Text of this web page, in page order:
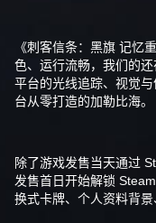
《刺客信条：黑旗 记忆重
色、运行流畅，我们的
平台的光线追踪、视觉
台从零打造的加勒比海。
除了游戏发售当天通过
发售首日开始解锁
换式卡牌、 个人资料背景